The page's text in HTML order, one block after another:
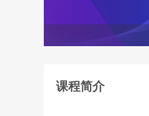
课程简介